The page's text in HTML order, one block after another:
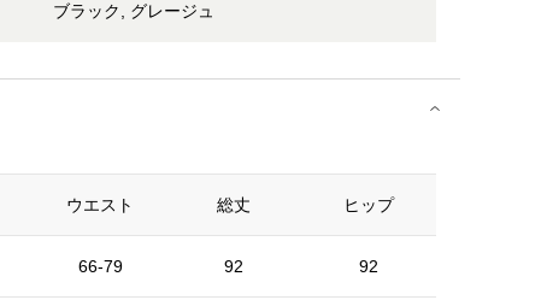
ブラック, グレージュ
ウエスト 総丈 ヒップ
66-79 92 92